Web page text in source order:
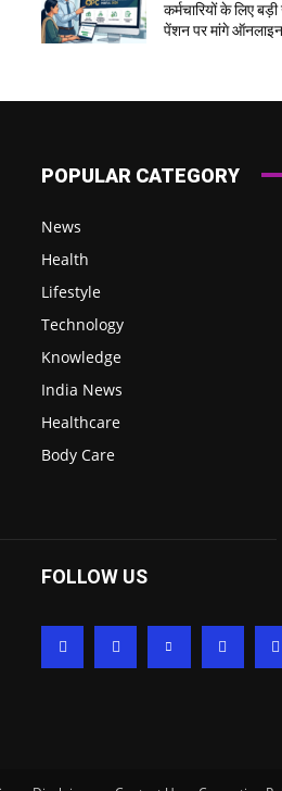
कर्मचारियों के लिए
पेंशन पर मांगे
POPULAR CATEGORY
News
Health
Lifestyle
Technology
Knowledge
India News
Healthcare
Body Care
FOLLOW US